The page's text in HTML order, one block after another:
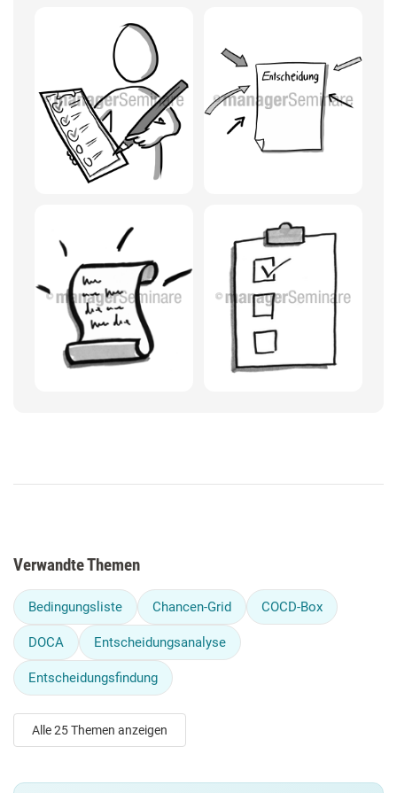
Verwandte Themen
Bedingungsliste Chancen-Grid COCD-Box
DOCA Entscheidungsanalyse
Entscheidungsfindung
Alle 25 Themen anzeigen